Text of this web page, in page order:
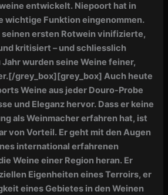
entwickelt. Niepoort hat in
wichtige Funktion eingenommen.
seinen ersten Rotwein vinifizierte,
kritisiert – und schliesslich
wurden seine Weine feiner,
grey_box][grey_box] Auch heute
Weine aus jeder Douro-Probe
und Eleganz hervor. Dass er keine
als Weinmacher erfahren hat, ist
von Vorteil. Er geht mit den Augen
international erfahrenen
Weine einer Region heran. Er
Eigenheiten eines Terroirs, er
eines Gebietes in den Weinen